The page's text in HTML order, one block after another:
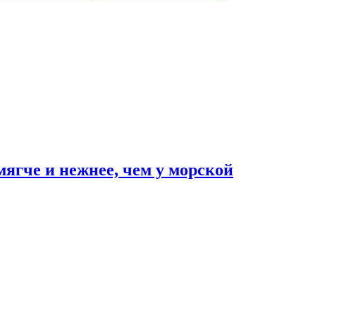
и нежнее, чем у морской